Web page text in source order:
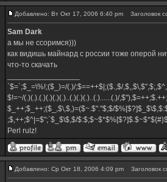
Добавлено: Вт Окт 17, 2006 6:40 pm Заголовок
Sam Dark
а мы не ссоримся)))
как видишь майнард с россии тоже оперой
что-то скачать
`$=`;$_=\%!;($_)=/(.)/;$==++$|;($.,$/
$!=~/(.)(.).(.)(.)(.)(.)..(.)(.)(.)..(.)......(.)/
$_++;$_++;($_,$\,$,)=($~.$"."$;$/
;$,++;$^|=$";`$_$\$,$/
Perl rulz!
Добавлено: Ср Окт 18, 2006 4:09 pm Заголовок